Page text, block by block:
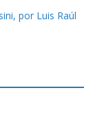
por Luis Raúl